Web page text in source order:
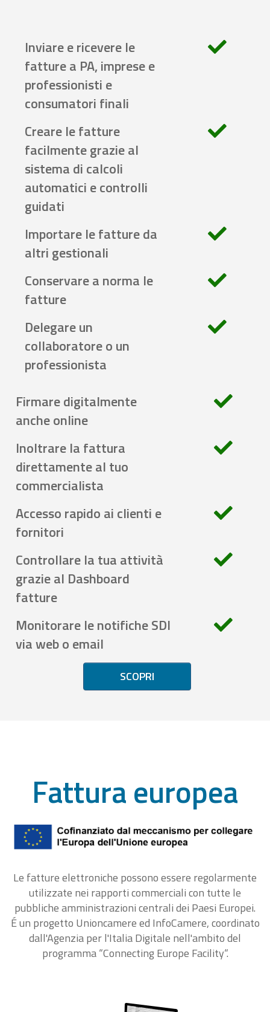
Inviare e ricevere le
fatture a PA, imprese e
professionisti e
consumatori finali
Creare le fatture
facilmente grazie al
sistema di calcoli
automatici e controlli
guidati
Importare le fatture da
altri gestionali
Conservare a norma le
fatture
Delegare un
collaboratore o un
professionista
Firmare digitalmente
anche online
Inoltrare la fattura
direttamente al tuo
commercialista
Accesso rapido ai clienti e
fornitori
Controllare la tua attività
grazie al Dashboard
fatture
Monitorare le notifiche SDI
via web o email
SCOPRI
Fattura europea
Le fatture elettroniche possono essere regolarmente
utilizzate nei rapporti commerciali con tutte le
pubbliche amministrazioni centrali dei Paesi Europei.
É un progetto Unioncamere ed InfoCamere, coordinato
dall'Agenzia per l'Italia Digitale nell'ambito del
programma “Connecting Europe Facility“.